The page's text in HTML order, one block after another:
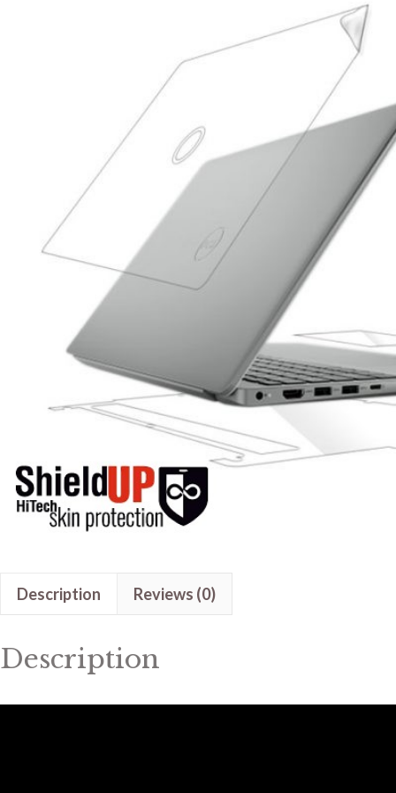
Description Reviews (0)
Description